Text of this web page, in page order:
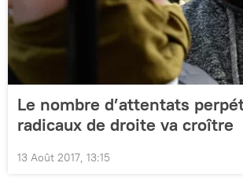
Le nombre d’attentats
radicaux de droite va croître
13 Août 2017, 13:15